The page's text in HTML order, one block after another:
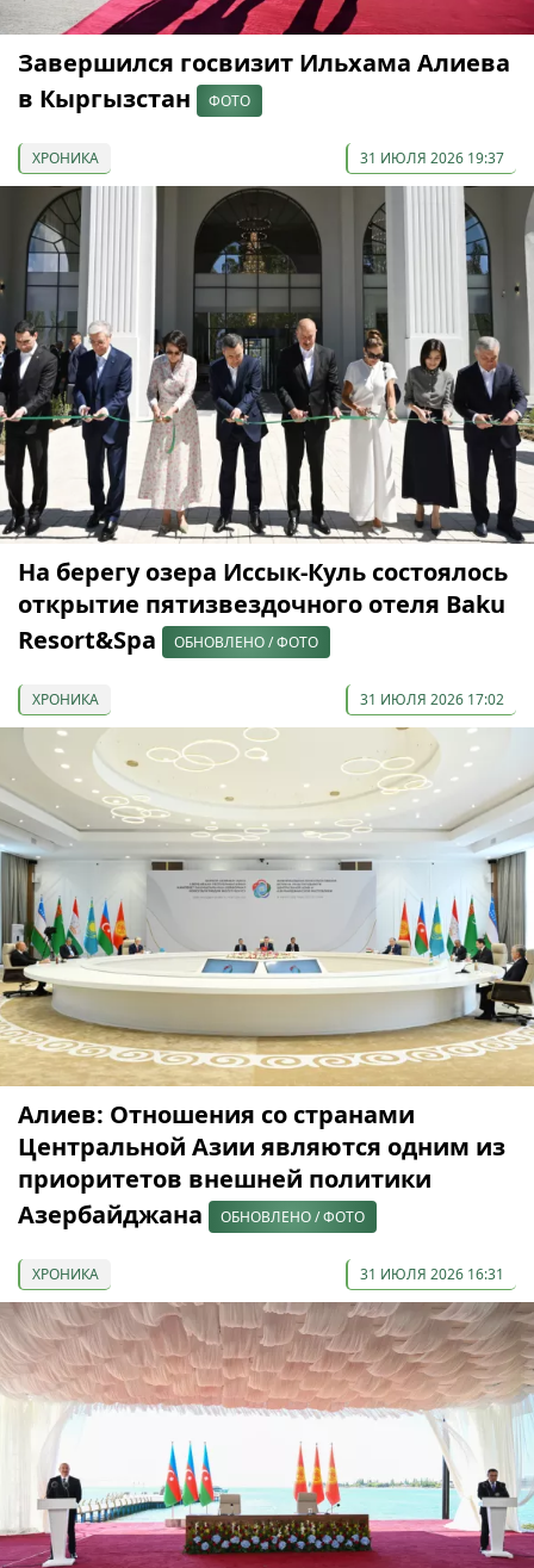
Завершился госвизит Ильхама Алиева
в Кыргызстан
ФОТО
ХРОНИКА 31 ИЮЛЯ 2026 19:37
На берегу озера Иссык-Куль состоялось
открытие пятизвездочного отеля Baku
Resort&Spa
ОБНОВЛЕНО / ФОТО
ХРОНИКА 31 ИЮЛЯ 2026 17:02
Алиев: Отношения со странами
Центральной Азии являются одним из
приоритетов внешней политики
Азербайджана
ОБНОВЛЕНО / ФОТО
ХРОНИКА 31 ИЮЛЯ 2026 16:31